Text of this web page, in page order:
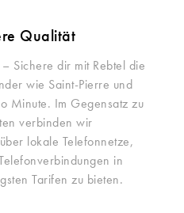
Qualität
Sichere dir mit Rebtel die
wie Saint-Pierre und
Minute. Im Gegensatz zu
verbinden wir
lokale Telefonnetze,
in
Tarifen zu bieten.